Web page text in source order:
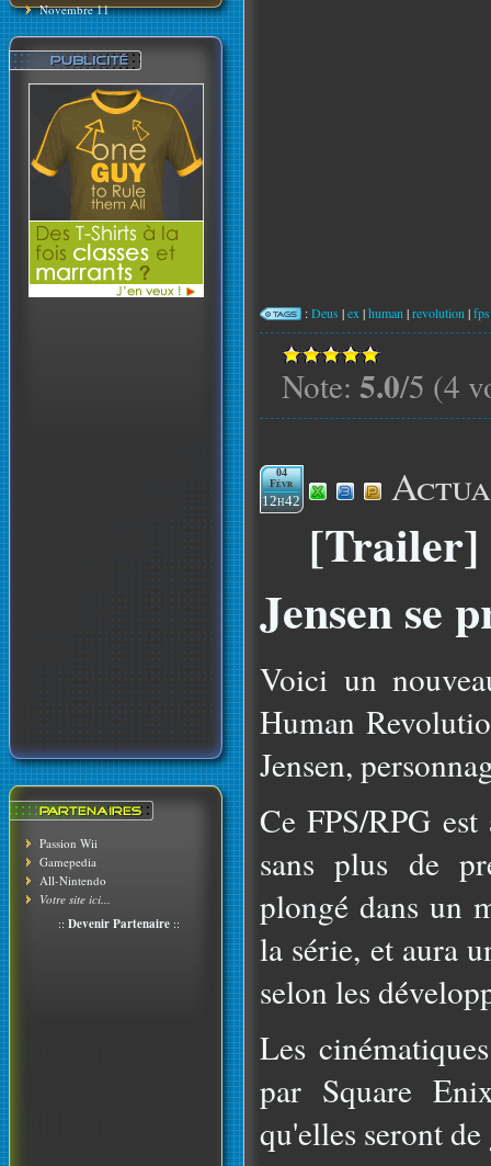
Novembre 11
Passion Wii
Gamepedia
All-Nintendo
Votre site ici...
:: Devenir Partenaire ::
:Deus |ex |human |revolution |fps
Note: 5.0/5 (4
04
Févr
12h42
[Trailer]
Jensen se
Voici un
Human
Jensen,
Ce FPS/RPG
sans plus de
plongé dans un
la série, et aura
selon les
Les
par Square
qu'elles seront